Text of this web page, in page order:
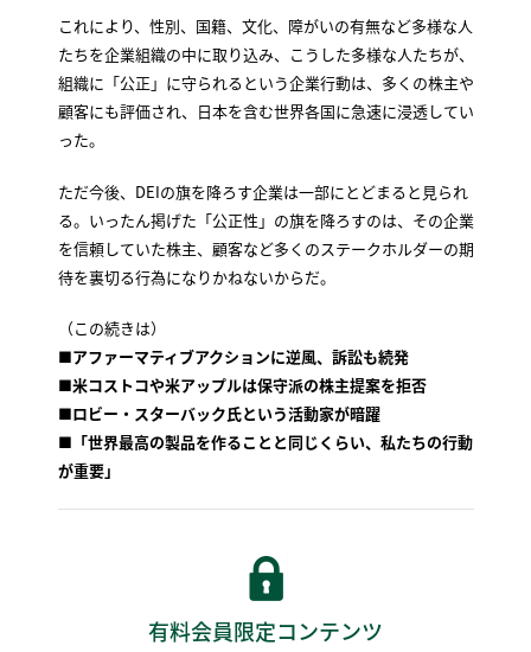
これにより、性別、国籍、文化、障がいの有無など多様な人
たちを企業組織の中に取り込み、こうした多様な人たちが、
組織に「公正」に守られるという企業行動は、多くの株主や
顧客にも評価され、日本を含む世界各国に急速に浸透してい
った。
ただ今後、DEIの旗を降ろす企業は一部にとどまると見られ
る。いったん掲げた「公正性」の旗を降ろすのは、その企業
を信頼していた株主、顧客など多くのステークホルダーの期
待を裏切る行為になりかねないからだ。
（この続きは）
■アファーマティブアクションに逆風、訴訟も続発
■米コストコや米アップルは保守派の株主提案を拒否
■ロビー・スターバック氏という活動家が暗躍
■「世界最高の製品を作ることと同じくらい、私たちの行動
が重要」
有料会員限定コンテンツ